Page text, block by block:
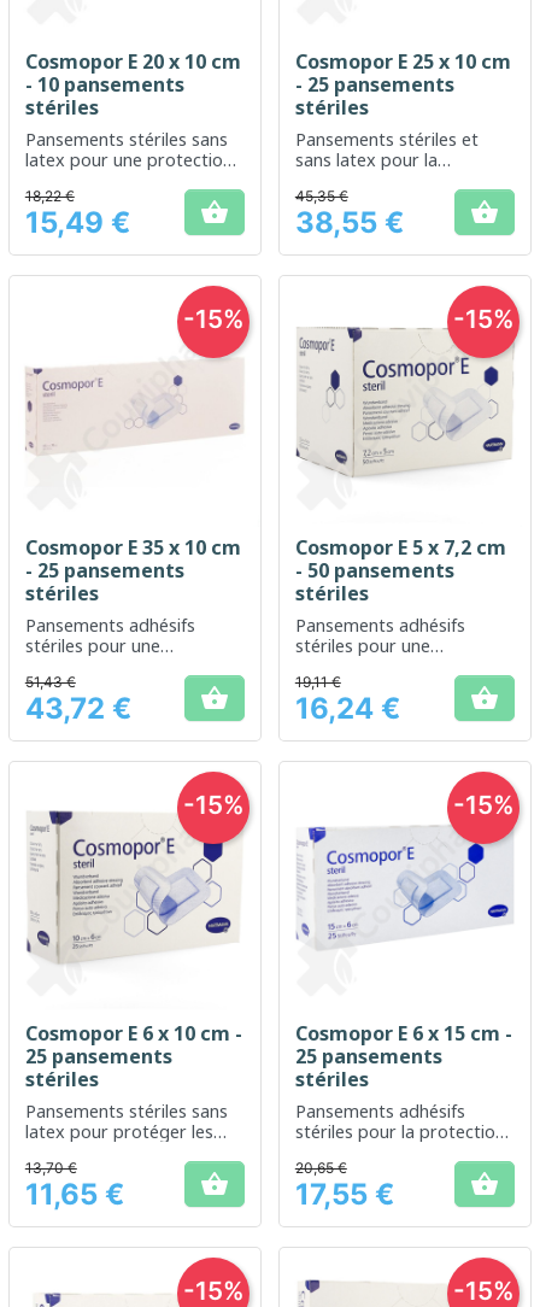
Cosmopor E 20 x 10 cm
- 10 pansements
stériles
Pansements stériles sans
latex pour une protection
Prix
18,22 €
15,49 € 
Cosmopor E 25 x 10 cm
- 25 pansements
stériles
Pansements stériles et
sans latex pour la
plaies
Prix
45,35 €
38,55 € 
Cosmopor E 35 x 10 cm
- 25 pansements
stériles
Pansements adhésifs
stériles pour une
plaies
Prix
51,43 €
43,72 € 
-15%
Cosmopor E 5 x 7,2 cm
- 50 pansements
stériles
Pansements adhésifs
stériles pour une
petites plaies
Prix
19,11 €
16,24 € 
-15%
Cosmopor E 6 x 10 cm -
25 pansements
stériles
Pansements stériles sans
latex pour protéger les
Prix
13,70 €
11,65 € 
-15%
Cosmopor E 6 x 15 cm -
25 pansements
stériles
Pansements adhésifs
stériles pour la protection
plaies
Prix
20,65 €
17,55 € 
-15%
-15% -15%